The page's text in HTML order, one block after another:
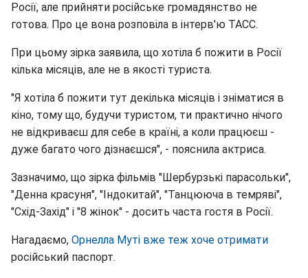
Росії, але прийняти російське громадянство не
готова. Про це вона розповіла в інтерв'ю ТАСС.
При цьому зірка заявила, що хотіла б пожити в Росії
кілька місяців, але не в якості туриста.
"Я хотіла б пожити тут декілька місяців і зніматися в
кіно, тому що, будучи туристом, ти практично нічого
не відкриваєш для себе в країні, а коли працюєш -
дуже багато чого дізнаєшся", - пояснила актриса.
Зазначимо, що зірка фільмів "Шербурзькі парасольки",
"Денна красуня", "Індокитай", "Танцююча в темряві",
"Схід-Захід" і "8 жінок" - досить часта гостя в Росії.
Нагадаємо, Орнелла Муті вже теж хоче отримати
російський паспорт.